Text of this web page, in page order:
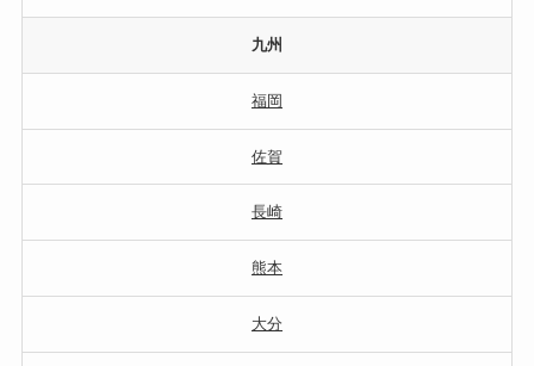
九州
福岡
佐賀
長崎
熊本
大分